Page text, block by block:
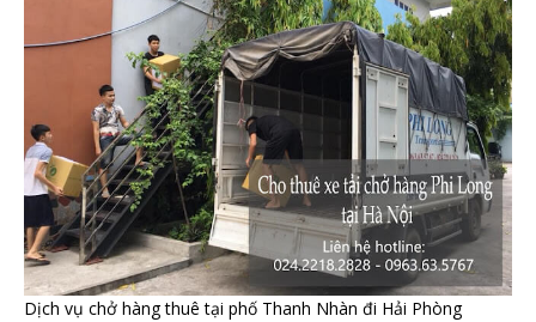
Dịch vụ chở hàng thuê tại phố Thanh Nhàn đi Hải Phòng